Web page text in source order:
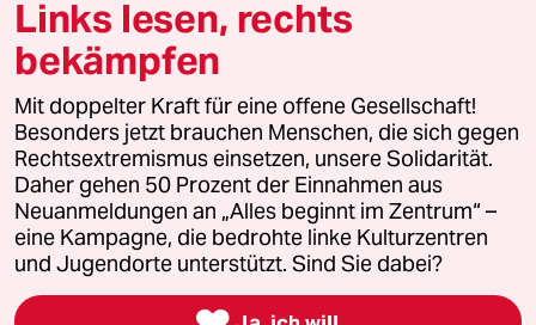
© 2026 taz Verlags und Vertriebs GmbH
Alle Rechte vorbehalten. Bei rechtlichen Fragen oder für Genehmigungen
wenden Sie sich bitte an
lizenzen@taz.de
Feedback Redaktionsstatut Kommune-Richtlinien
Leitlinie Informant Datenschutz Impressum AGB
Seitenwende Einwilligungen widerrufen (Ads)
Links lesen, rechts
bekämpfen
Mit doppelter Kraft für eine offene Gesellschaft!
Besonders jetzt brauchen Menschen, die sich gegen
Rechtsextremismus einsetzen, unsere Solidarität.
Daher gehen 50 Prozent der Einnahmen aus
Neuanmeldungen an „Alles beginnt im Zentrum“ –
eine Kampagne, die bedrohte linke Kulturzentren
und Jugendorte unterstützt. Sind Sie dabei?